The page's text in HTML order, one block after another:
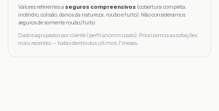
Valores referentes a seguros compreensivos (cobertura completa:
incêndio, colisão, danos da natureza, roubo e furto). Não consideramos
seguros de somente roubo/furto.
Dados agrupados por cliente (perfil anonimizado). Priorizamos as cotações
mais recentes — todas dentro dos últimos 7 meses.